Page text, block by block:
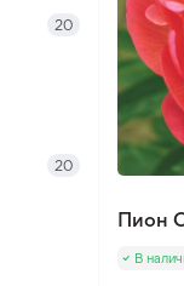
20
20
Пион
В